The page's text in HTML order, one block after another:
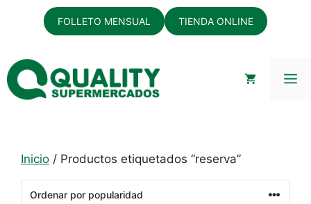
FOLLETO MENSUAL TIENDA ONLINE
Inicio / Productos etiquetados “reserva”